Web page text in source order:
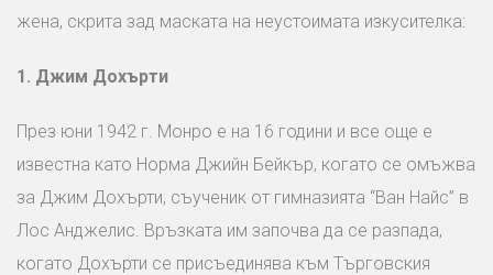
жена, скрита зад маската на неустоимата изкусителка:
1. Джим Дохърти
През юни 1942 г. Монро е на 16 години и все още е
известна като Норма Джийн Бейкър, когато се омъжва
за Джим Дохърти, съученик от гимназията “Ван Найс” в
Лос Анджелис. Връзката им започва да се разпада,
когато Дохърти се присъединява към Търговския